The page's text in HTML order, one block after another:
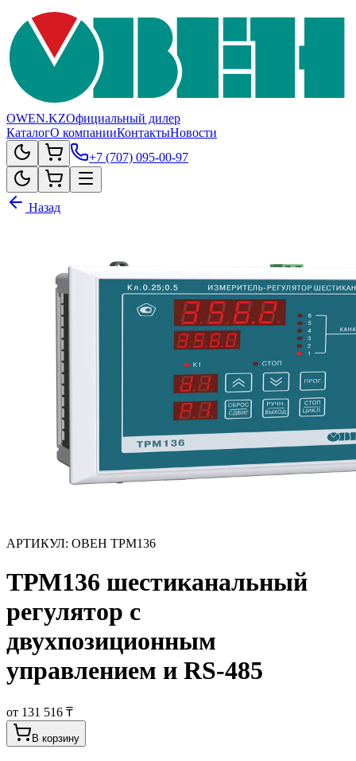
OWEN.KZОфициальный дилер
КаталогО компанииКонтактыНовости
+7 (707) 095-00-97
Назад
АРТИКУЛ: ОВЕН ТРМ136
ТРМ136 шестиканальный
регулятор с
двухпозиционным
управлением и RS-485
от 131 516 ₸
В корзину